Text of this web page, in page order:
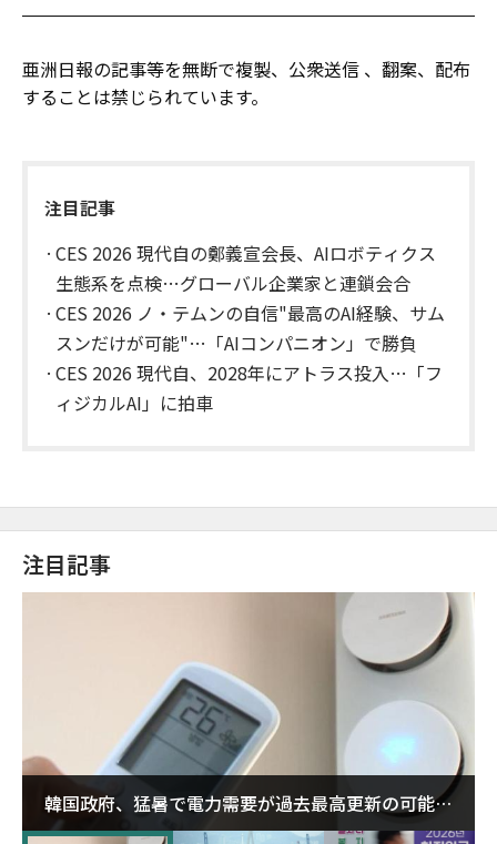
亜洲日報の記事等を無断で複製、公衆送信 、翻案、配布
することは禁じられています。
注目記事
CES 2026 現代自の鄭義宣会長、AIロボティクス
生態系を点検…グローバル企業家と連鎖会合
CES 2026 ノ・テムンの自信"最高のAI経験、サム
スンだけが可能"…「AIコンパニオン」で勝負
CES 2026 現代自、2028年にアトラス投入…「フ
ィジカルAI」に拍車
注目記事
韓国政府、猛暑で電力需要が過去最高更新の可能性